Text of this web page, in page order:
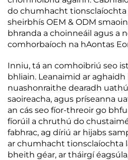
do chumhacht tionsclaíochta
sheirbhís OEM & ODM
bhranda a choinneáil agus a
comhorbaíoch na hAontas
Inniu, tá an comhoibriú seo
bhliain. Leanaimid ar
nuashonraithe dearadh
saoireacha, agus príseanna
an cás seo fíor-threoir go
fíorúil a chruthú do
fabhrac, ag díriú ar hijabs
ar chumhacht tionsclaíochta
bheith géar, ar tháirgí